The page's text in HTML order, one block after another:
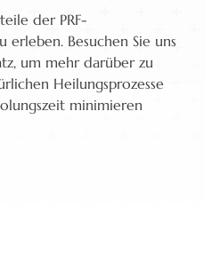
der PRF-
erleben. Besuchen Sie uns
um mehr darüber zu
Heilungsprozesse
minimieren